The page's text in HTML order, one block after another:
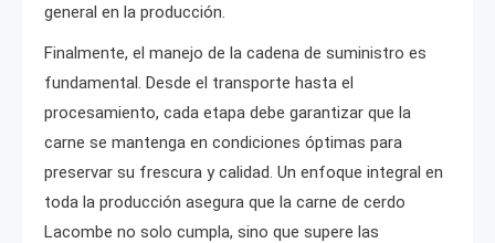
general en la producción.
Finalmente, el manejo de la cadena de suministro es
fundamental. Desde el transporte hasta el
procesamiento, cada etapa debe garantizar que la
carne se mantenga en condiciones óptimas para
preservar su frescura y calidad. Un enfoque integral en
toda la producción asegura que la carne de cerdo
Lacombe no solo cumpla, sino que supere las